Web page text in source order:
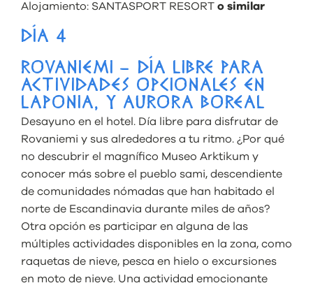
Alojamiento: SANTASPORT RESORT o similar
DÍA 4
ROVANIEMI – DÍA LIBRE PARA
ACTIVIDADES OPCIONALES EN
LAPONIA, Y AURORA BOREAL
Desayuno en el hotel. Día libre para disfrutar de
Rovaniemi y sus alrededores a tu ritmo. ¿Por qué
no descubrir el magnífico Museo Arktikum y
conocer más sobre el pueblo sami, descendiente
de comunidades nómadas que han habitado el
norte de Escandinavia durante miles de años?
Otra opción es participar en alguna de las
múltiples actividades disponibles en la zona, como
raquetas de nieve, pesca en hielo o excursiones
en moto de nieve. Una actividad emocionante